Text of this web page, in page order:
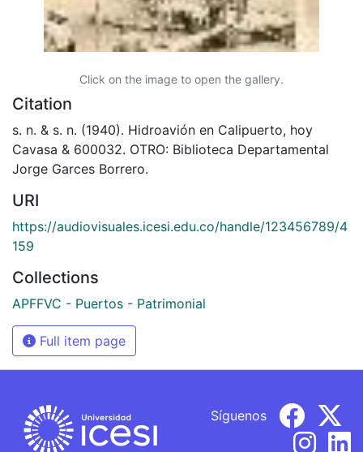
Click on the image to open the gallery.
Citation
s. n. & s. n. (1940). Hidroavión en Calipuerto, hoy
Cavasa & 600032. OTRO: Biblioteca Departamental
Jorge Garces Borrero.
URI
https://audiovisuales.icesi.edu.co/handle/123456789/4
159
Collections
APFFVC - Puertos - Patrimonial
Full item page
Síguenos